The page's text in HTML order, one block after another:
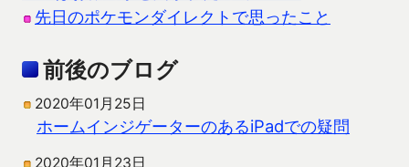
先日のポケモンダイレクトで思ったこと
前後のブログ
2020年01月25日
ホームインジゲーターのあるiPadでの疑問
2020年01月23日